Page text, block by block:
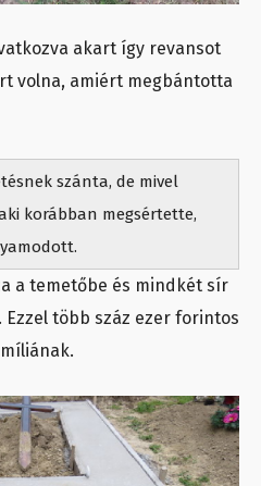
akart így revansot
volna, amiért megbántotta
szánta, de mivel
korábban megsértette,
a temetőbe és mindkét sír
több száz ezer forintos